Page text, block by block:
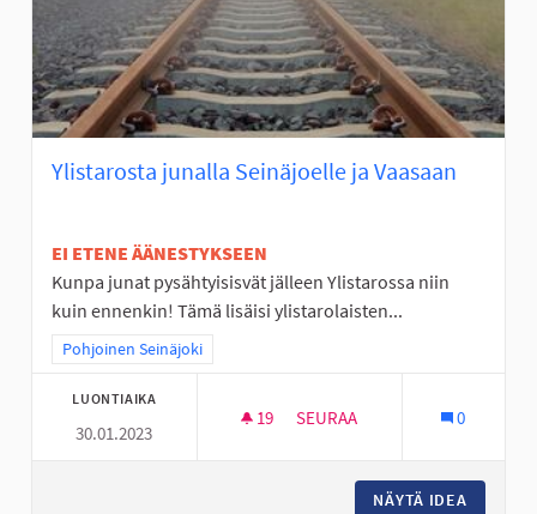
Ylistarosta junalla Seinäjoelle ja Vaasaan
EI ETENE ÄÄNESTYKSEEN
Kunpa junat pysähtyisisvät jälleen Ylistarossa niin
kuin ennenkin! Tämä lisäisi ylistarolaisten...
Rajaa tulokset teeman mukaan: Pohjoinen Seinäjoki
Pohjoinen Seinäjoki
LUONTIAIKA
30.01.2023
19 19 SEURAAJAA
SEURAA 0
NÄYTÄ IDEA